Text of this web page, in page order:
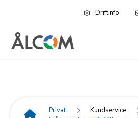
till
huvudinnehåll
Driftinfo
Privat
Kundservice